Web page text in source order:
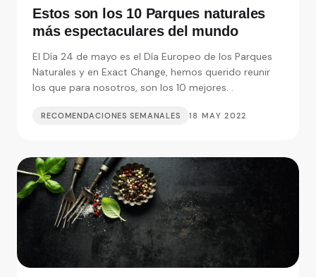
Estos son los 10 Parques naturales
más espectaculares del mundo
El Día 24 de mayo es el Día Europeo de los Parques
Naturales y en Exact Change, hemos querido reunir
los que para nosotros, son los 10 mejores. .
RECOMENDACIONES SEMANALES 18 MAY 2022